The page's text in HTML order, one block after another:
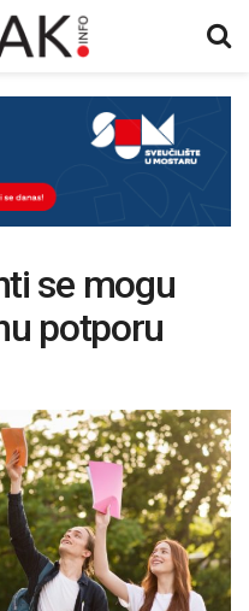
se mogu
potporu